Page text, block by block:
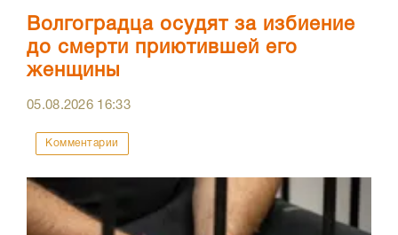
Волгоградца осудят за избиение
до смерти приютившей его
женщины
05.08.2026 16:33
Комментарии